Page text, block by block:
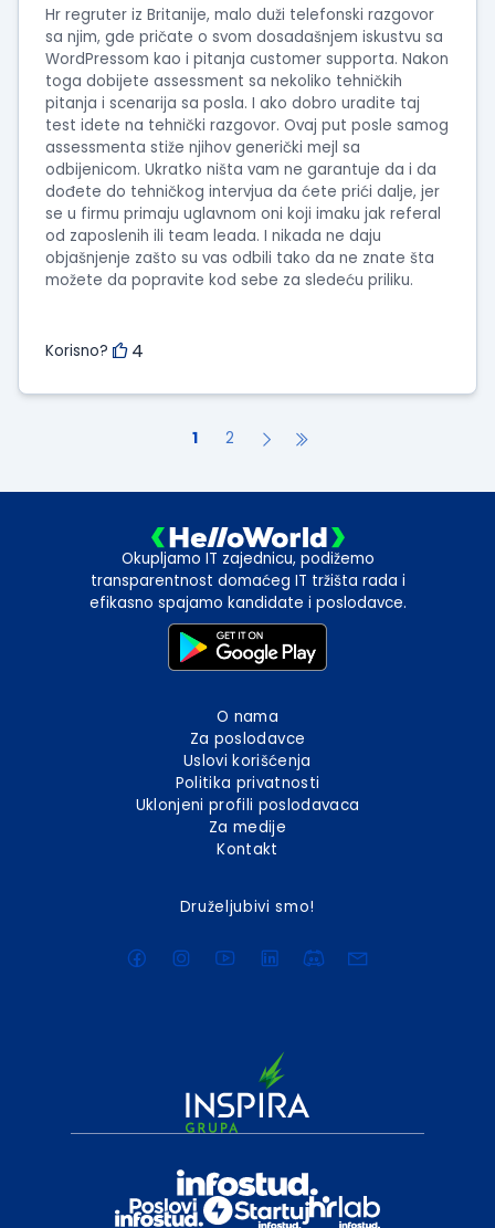
Hr regruter iz Britanije, malo duži telefonski razgovor
sa njim, gde pričate o svom dosadašnjem iskustvu sa
WordPressom kao i pitanja customer supporta. Nakon
toga dobijete assessment sa nekoliko tehničkih
pitanja i scenarija sa posla. I ako dobro uradite taj
test idete na tehnički razgovor. Ovaj put posle samog
assessmenta stiže njihov generički mejl sa
odbijenicom. Ukratko ništa vam ne garantuje da i da
dođete do tehničkog intervjua da ćete prići dalje, jer
se u firmu primaju uglavnom oni koji imaku jak referal
od zaposlenih ili team leada. I nikada ne daju
objašnjenje zašto su vas odbili tako da ne znate šta
možete da popravite kod sebe za sledeću priliku.
Korisno? 4
1 2
Okupljamo IT zajednicu, podižemo
transparentnost domaćeg IT tržišta rada i
efikasno spajamo kandidate i poslodavce.
O nama
Za poslodavce
Uslovi korišćenja
Politika privatnosti
Uklonjeni profili poslodavaca
Za medije
Kontakt
Druželjubivi smo!